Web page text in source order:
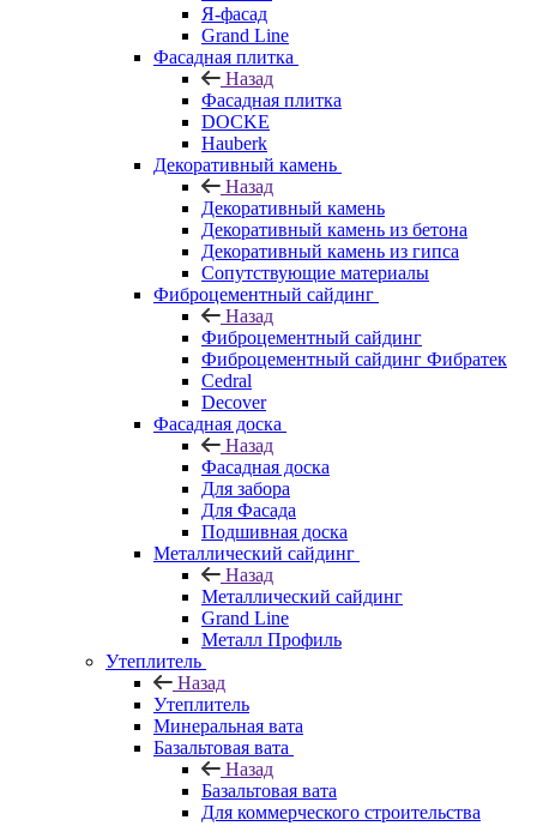
Я-фасад
Grand Line
Фасадная плитка
Назад
Фасадная плитка
DOCKE
Hauberk
Декоративный камень
Назад
Декоративный камень
Декоративный камень из бетона
Декоративный камень из гипса
Сопутствующие материалы
Фиброцементный сайдинг
Назад
Фиброцементный сайдинг
Фиброцементный сайдинг Фибратек
Cedral
Decover
Фасадная доска
Назад
Фасадная доска
Для забора
Для Фасада
Подшивная доска
Металлический сайдинг
Назад
Металлический сайдинг
Grand Line
Металл Профиль
Утеплитель
Назад
Утеплитель
Минеральная вата
Базальтовая вата
Назад
Базальтовая вата
Для коммерческого строительства